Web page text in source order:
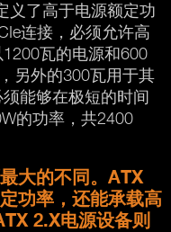
义了高于电源额定功
连接，必须允许高
瓦的电源和600
另外的300瓦用于其
能够在极短的时间
的功率，共2400
大的不同。ATX
功率，还能承载高
2.X电源设备则